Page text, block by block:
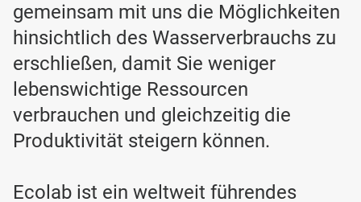
gemeinsam mit uns die Möglichkeiten
hinsichtlich des Wasserverbrauchs zu
erschließen, damit Sie weniger
lebenswichtige Ressourcen
verbrauchen und gleichzeitig die
Produktivität steigern können.
Ecolab ist ein weltweit führendes